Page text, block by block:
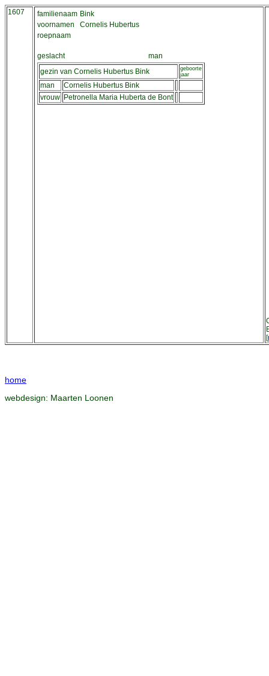
1607 familienaam Bink
voornamen
Cornelis Hubertus
roepnaam
geslacht
man
gezin van Cornelis Hubertus Bink
geboorte
jaar
man
Cornelis Hubertus Bink
vrouw Petronella Maria Huberta de Bont
[
home
webdesign: Maarten Loonen